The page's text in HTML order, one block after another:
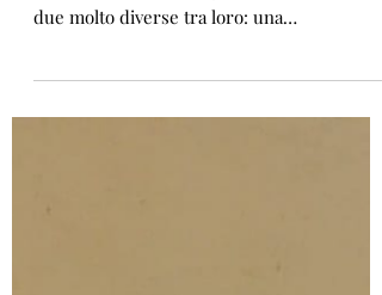
Tra le varie pietre sbozzate che decorano la
due molto diverse tra loro: una